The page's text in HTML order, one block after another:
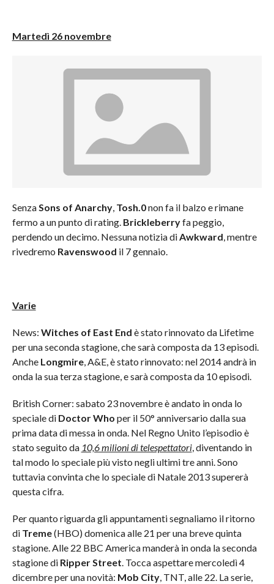
Martedì 26 novembre
SenzaSons of Anarchy, Tosh.0non fa il balzo e rimane
fermo a un punto di rating. Brickleberryfa peggio,
perdendo un decimo. Nessuna notizia diAwkward, mentre
rivedremo Ravenswood il 7 gennaio.
Varie
News: Witches of East End è stato rinnovato da Lifetime
per una seconda stagione, che sarà composta da 13 episodi.
Anche Longmire, A&E, è stato rinnovato: nel 2014 andrà in
onda la sua terza stagione, e sarà composta da 10 episodi.
British Corner: sabato 23 novembre è andato in onda lo
speciale di Doctor Who per il 50° anniversario dalla sua
prima data di messa in onda. Nel Regno Unito l’episodio è
stato seguito da 10,6 milioni di telespettatori, diventando in
tal modo lo speciale più visto negli ultimi tre anni. Sono
tuttavia convinta che lo speciale di Natale 2013 supererà
questa cifra.
Per quanto riguarda gli appuntamenti segnaliamo il ritorno
di Treme(HBO) domenica alle 21 per una breve quinta
stagione. Alle 22 BBC America manderà in onda la seconda
stagione diRipper Street. Tocca aspettare mercoledì 4
dicembre per una novità: Mob City, TNT, alle 22. La serie,